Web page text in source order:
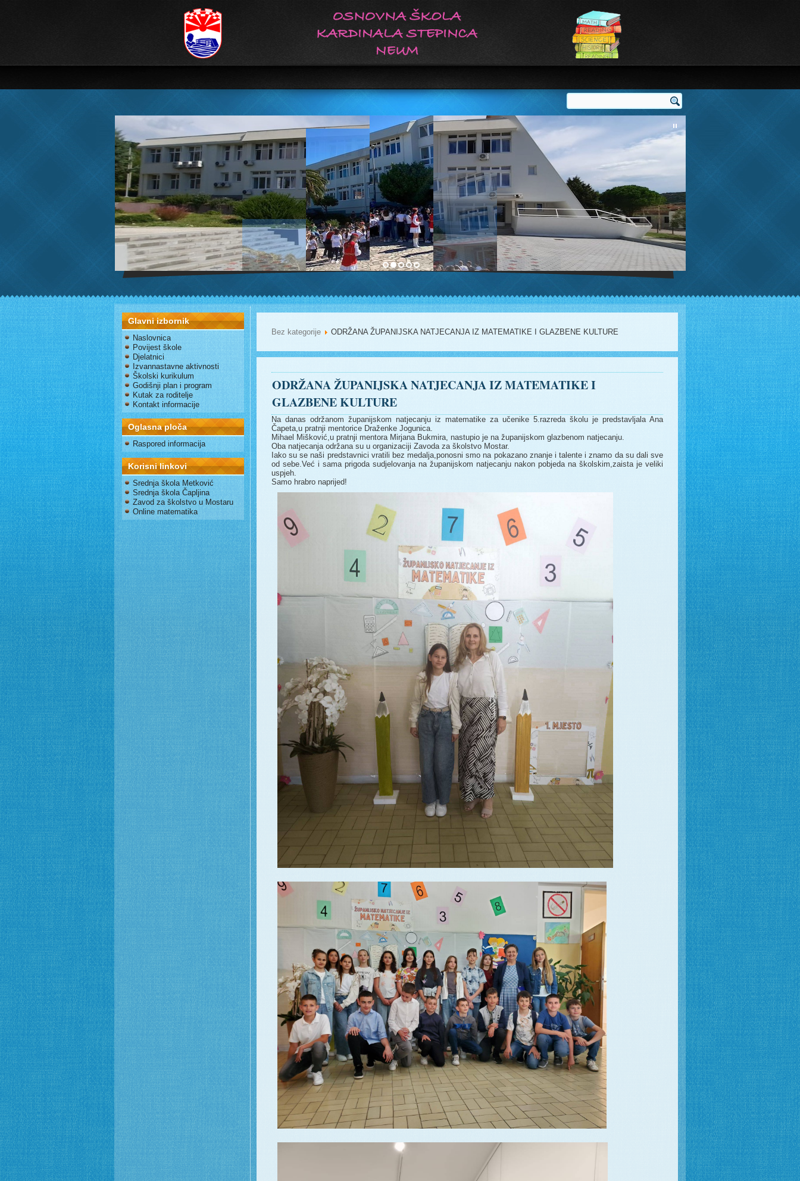
Glavni izbornik
Naslovnica
Povijest škole
Djelatnici
Izvannastavne aktivnosti
Školski kurikulum
Godišnji plan i program
Kutak za roditelje
Kontakt informacije
Oglasna ploča
Raspored informacija
Korisni linkovi
Srednja škola Metković
Srednja škola Čapljina
Zavod za školstvo u Mostaru
Online matematika
Bez kategorije ODRŽANA ŽUPANIJSKA NATJECANJA IZ MATEMATIKE I GLAZBENE KULTURE
ODRŽANA ŽUPANIJSKA NATJECANJA IZ MATEMATIKE I
GLAZBENE KULTURE
Na danas održanom županijskom natjecanju iz matematike za učenike 5.razreda školu je predstavljala Ana
Čapeta,u pratnji mentorice Draženke Jogunica.
Mihael Mišković,u pratnji mentora Mirjana Bukmira, nastupio je na županijskom glazbenom natjecanju.
Oba natjecanja održana su u organizaciji Zavoda za školstvo Mostar.
Iako su se naši predstavnici vratili bez medalja,ponosni smo na pokazano znanje i talente i znamo da su dali sve
od sebe.Već i sama prigoda sudjelovanja na županijskom natjecanju nakon pobjeda na školskim,zaista je veliki
uspjeh.
Samo hrabro naprijed!